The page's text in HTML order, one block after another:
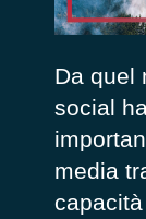
Da quel
social
media